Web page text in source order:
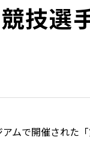
技選
ムで開催され